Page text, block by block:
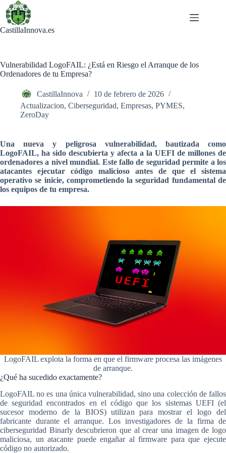
Saltar
contenido
CastillaInnova.es
Vulnerabilidad LogoFAIL: ¿Está en Riesgo el Arranque de los
Ordenadores de tu Empresa?
CastillaInnova
10 de febrero de 2026
Actualizacion, Ciberseguridad, Empresas, PYMES,
ZeroDay
Una nueva y peligrosa vulnerabilidad, bautizada como
LogoFAIL, ha sido descubierta y afecta a la UEFI de millones de
ordenadores a nivel mundial. Este fallo de seguridad permite a los
atacantes ejecutar código malicioso antes de que el sistema
operativo se inicie, comprometiendo la seguridad fundamental de
los equipos de tu empresa.
LogoFAIL explota la forma en que el firmware procesa las imágenes
de arranque.
¿Qué ha sucedido exactamente?
LogoFAIL no es una única vulnerabilidad, sino una colección de fallos
de seguridad encontrados en el código que los sistemas UEFI (el
sucesor moderno de la BIOS) utilizan para mostrar el logo del
fabricante durante el arranque. Los investigadores de la firma de
ciberseguridad Binarly descubrieron que al crear una imagen de logo
maliciosa, un atacante puede engañar al firmware para que ejecute
código no autorizado.